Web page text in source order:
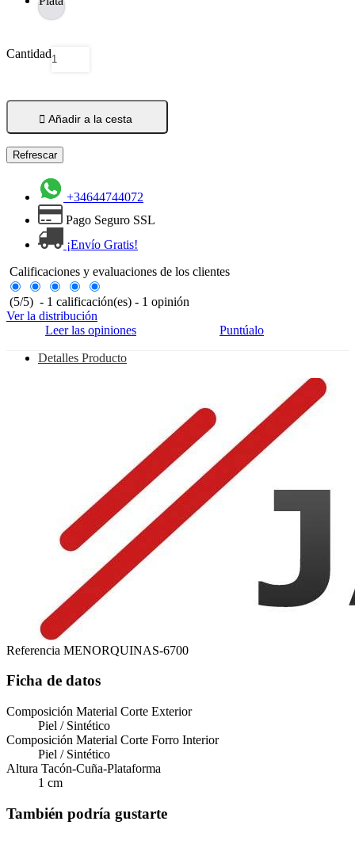
Cantidad
 Añadir a la cesta
+34644744072
Pago Seguro SSL
¡Envío Gratis!
Calificaciones y evaluaciones de los clientes
(5/5) - 1 calificación(es) - 1 opinión
Ver la distribución
Leer las opiniones
Puntúalo
Detalles Producto
Referencia MENORQUINAS-6700
Ficha de datos
Composición Material Corte Exterior
Piel / Sintético
Composición Material Corte Forro Interior
Piel / Sintético
Altura Tacón-Cuña-Plataforma
1 cm
También podría gustarte